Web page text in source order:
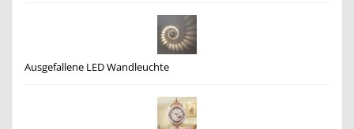
Ausgefallene LED Wandleuchte